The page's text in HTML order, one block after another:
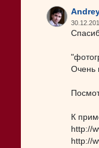
Очень
К
http://
http://